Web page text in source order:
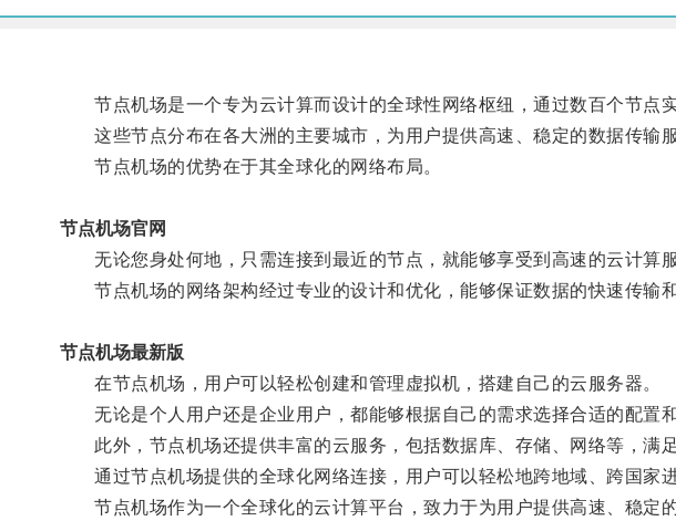
节点机场是一个专为云计算而设计的全球性网络枢纽，通过数百个节点实
这些节点分布在各大洲的主要城市，为用户提供高速、稳定的数据传输服
节点机场的优势在于其全球化的网络布局。
节点机场官网
无论您身处何地，只需连接到最近的节点，就能够享受到高速的云计算服
节点机场的网络架构经过专业的设计和优化，能够保证数据的快速传输和
节点机场最新版
在节点机场，用户可以轻松创建和管理虚拟机，搭建自己的云服务器。
无论是个人用户还是企业用户，都能够根据自己的需求选择合适的配置和
此外，节点机场还提供丰富的云服务，包括数据库、存储、网络等，满足
通过节点机场提供的全球化网络连接，用户可以轻松地跨地域、跨国家进
节点机场作为一个全球化的云计算平台，致力于为用户提供高速、稳定的